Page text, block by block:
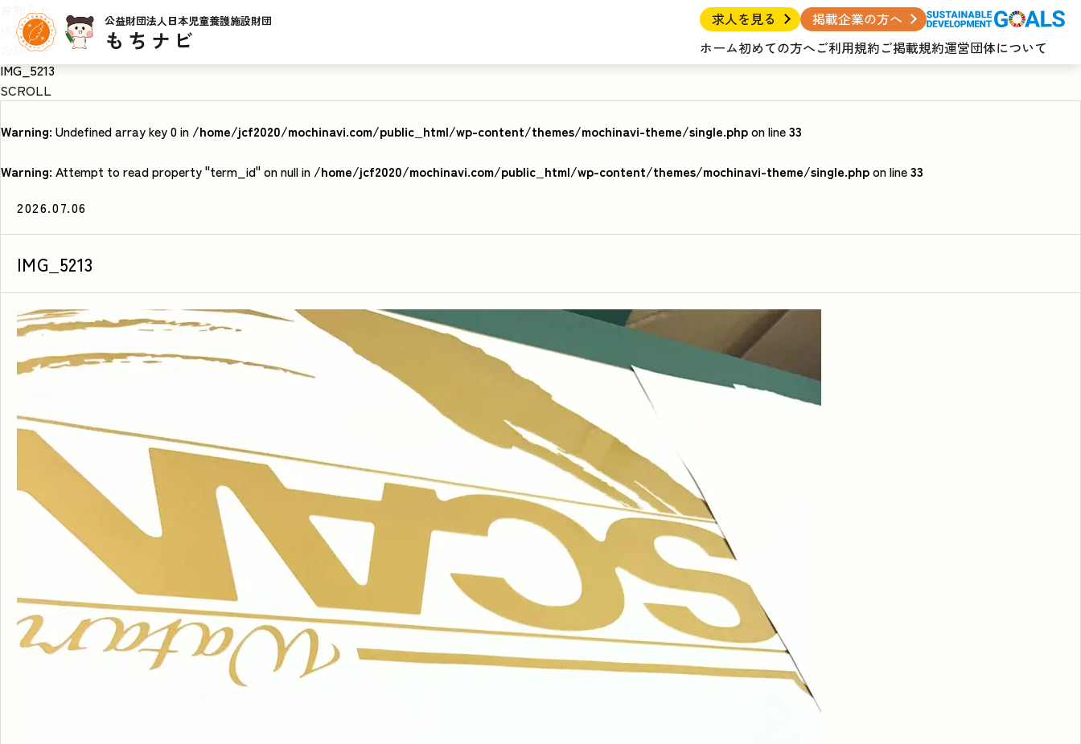
公益財団法人日本児童養護施設財団
もちナビ
求人を見る
掲載企業の方へ
ホーム初めての方へご利用規約ご掲載規約運営団体について
お知らせ
HOME
お知らせ
IMG_5213
SCROLL
Warning: Undefined array key 0 in /home/jcf2020/mochinavi.com/public_html/wp-content/themes/mochinavi-theme/single.phpon line33
Warning: Attempt to read property "term_id" on null in /home/jcf2020/mochinavi.com/public_html/wp-content/themes/mochinavi-theme/single.phpon line33
2026.07.06
IMG_5213